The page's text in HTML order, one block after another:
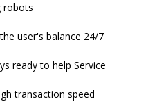
robots
user's balance 24/7
ready to help Service
transaction speed